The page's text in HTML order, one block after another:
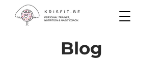
Blog